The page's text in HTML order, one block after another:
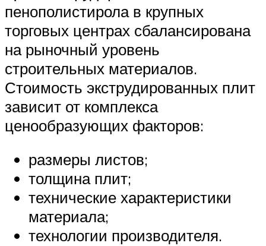
пенополистирола в крупных
торговых центрах сбалансирована
на рыночный уровень
строительных материалов.
Стоимость экструдированных плит
зависит от комплекса
ценообразующих факторов:
размеры листов;
толщина плит;
технические характеристики
материала;
технологии производителя.